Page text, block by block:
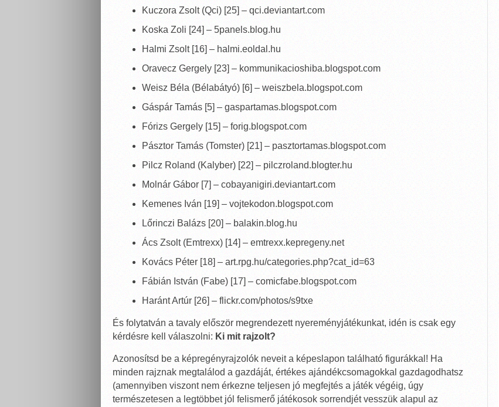
Kuczora Zsolt (Qci) [25] – qci.deviantart.com
Koska Zoli [24] – 5panels.blog.hu
Halmi Zsolt [16] – halmi.eoldal.hu
Oravecz Gergely [23] – kommunikacioshiba.blogspot.com
Weisz Béla (Bélabátyó) [6] – weiszbela.blogspot.com
Gáspár Tamás [5] – gaspartamas.blogspot.com
Fórizs Gergely [15] – forig.blogspot.com
Pásztor Tamás (Tomster) [21] – pasztortamas.blogspot.com
Pilcz Roland (Kalyber) [22] – pilczroland.blogter.hu
Molnár Gábor [7] – cobayanigiri.deviantart.com
Kemenes Iván [19] – vojtekodon.blogspot.com
Lőrinczi Balázs [20] – balakin.blog.hu
Ács Zsolt (Emtrexx) [14] – emtrexx.kepregeny.net
Kovács Péter [18] – art.rpg.hu/categories.php?cat_id=63
Fábián István (Fabe) [17] – comicfabe.blogspot.com
Haránt Artúr [26] – flickr.com/photos/s9txe
És folytatván a tavaly először megrendezett nyereményjátékunkat, idén is csak egy
kérdésre kell válaszolni: Ki mit rajzolt?
Azonosítsd be a képregényrajzolók neveit a képeslapon található figurákkal! Ha
minden rajznak megtalálod a gazdáját, értékes ajándékcsomagokkal gazdagodhatsz
(amennyiben viszont nem érkezne teljesen jó megfejtés a játék végéig, úgy
természetesen a legtöbbet jól felismerő játékosok sorrendjét vesszük alapul az